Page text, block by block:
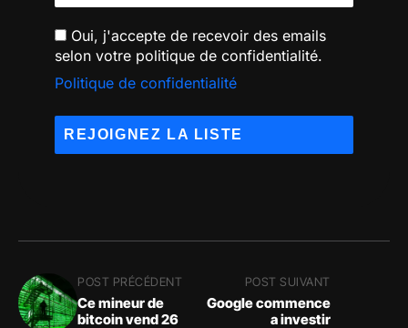
Oui, j'accepte de recevoir des emails
selon votre politique de confidentialité.
Politique de confidentialité
POST PRÉCÉDENT
Ce mineur de
bitcoin vend 26
POST SUIVANT
Google commence
a investir